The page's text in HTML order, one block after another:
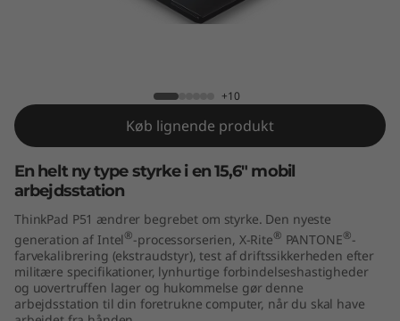
+10
Køb lignende produkt
En helt ny type styrke i en 15,6" mobil
arbejdsstation
ThinkPad P51 ændrer begrebet om styrke. Den nyeste
generation af Intel®-processorserien, X-Rite® PANTONE®-
farvekalibrering (ekstraudstyr), test af driftssikkerheden efter
militære specifikationer, lynhurtige forbindelseshastigheder
og uovertruffen lager og hukommelse gør denne
arbejdsstation til din foretrukne computer, når du skal have